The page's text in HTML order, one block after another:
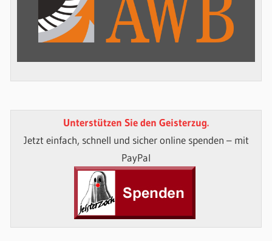
Unterstützen Sie den Geisterzug.
Jetzt einfach, schnell und sicher online spenden – mit
PayPal